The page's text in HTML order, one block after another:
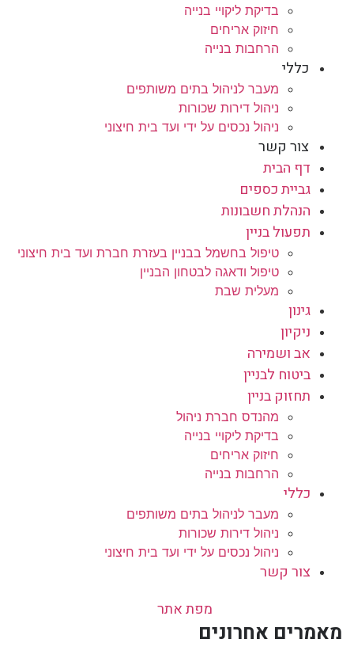
בדיקת ליקויי בנייה
חיזוק אריחים
הרחבות בנייה
כללי
מעבר לניהול בתים משותפים
ניהול דירות שכורות
ניהול נכסים על ידי ועד בית חיצוני
צור קשר
דף הבית
גביית כספים
הנהלת חשבונות
תפעול בניין
טיפול בחשמל בבניין בעזרת חברת ועד בית חיצוני
טיפול ודאגה לבטחון הבניין
מעלית שבת
גינון
ניקיון
אב ושמירה
ביטוח לבניין
תחזוק בניין
מהנדס חברת ניהול
בדיקת ליקויי בנייה
חיזוק אריחים
הרחבות בנייה
כללי
מעבר לניהול בתים משותפים
ניהול דירות שכורות
ניהול נכסים על ידי ועד בית חיצוני
צור קשר
מפת אתר
מאמרים אחרונים